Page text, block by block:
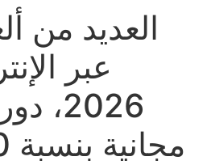
العديد من
عبر
مجانية بنسبة 100 بالمائة